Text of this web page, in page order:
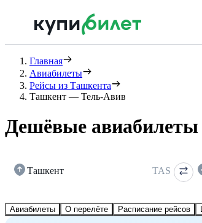
Главная
Авиабилеты
Рейсы из Ташкента
Ташкент — Тель-Авив
Дешёвые
Ташкент TAS
Авиабилеты О перелёте Расписание рейсов